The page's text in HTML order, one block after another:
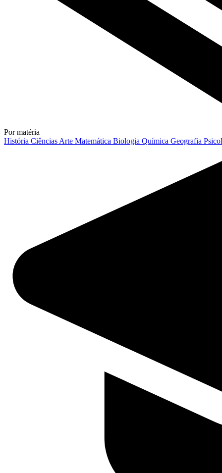
Por matéria
História Ciências Arte Matemática Biologia Química Geografia